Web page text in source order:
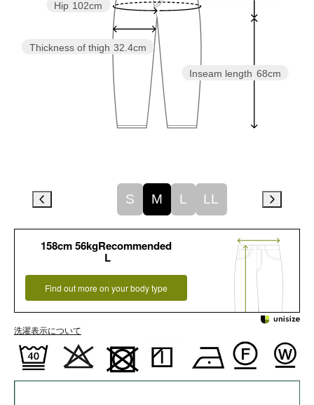
Inseam length 68cm
Thickness of thigh 32.4cm
Hip 102cm
S M L LL
158cm 56kgRecommended
L
Find out more on your body type
洗濯表示について